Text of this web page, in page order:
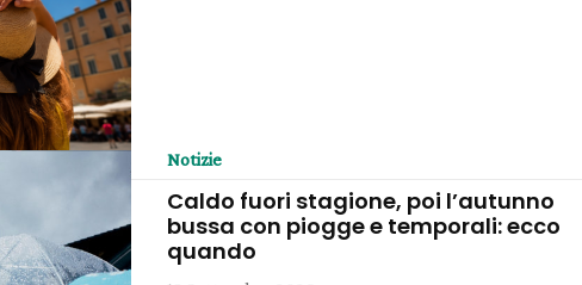
Notizie
Caldo fuori stagione, poi l’autunno
bussa con piogge e temporali: ecco
quando